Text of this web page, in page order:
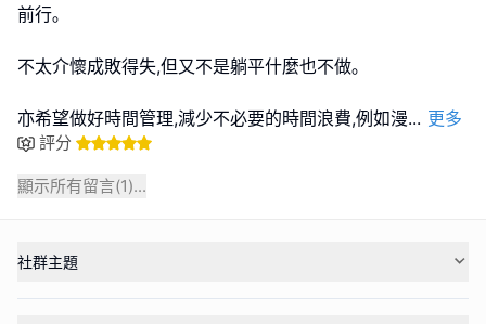
前行｡
不太介懷成敗得失,但又不是躺平什麼也不做｡
亦希望做好時間管理,減少不必要的時間浪費,例如漫... 更多
評分
顯示所有留言(1)...
社群主題